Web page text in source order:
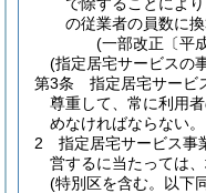
の従業者の員数に
(一部改正〔平
(指定居宅サービスの
第3条
指定居宅サービ
尊重して、常に利用
めなければならない。
2
指定居宅サービス事
営するに当たっては
(特別区を含む。以下